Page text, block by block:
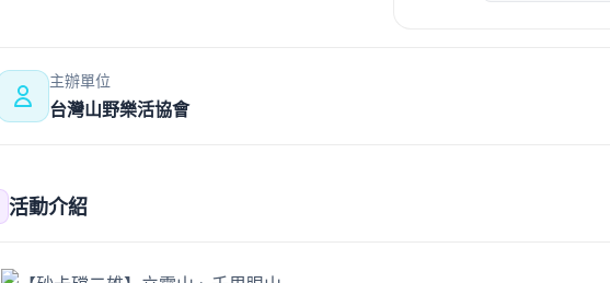
主辦單位
台灣山野樂活協會
活動介紹